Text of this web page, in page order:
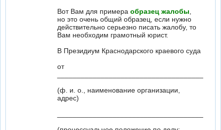
Вот Вам для примера образец жалобы
но это очень общий образец, если нужно
действительно серьезно писать жалобу, то
Вам необходим грамотный юрист.
В Президиум Краснодарского краевого суда
от
(ф. и. о., наименование организации,
адрес)